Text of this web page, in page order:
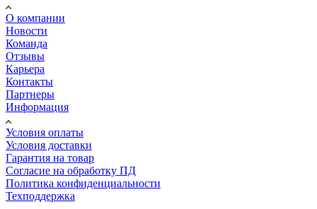
О компании
Новости
Команда
Отзывы
Карьера
Контакты
Партнеры
Информация
Условия оплаты
Условия доставки
Гарантия на товар
Согласие на обработку ПД
Политика конфиденциальности
Техподдержка